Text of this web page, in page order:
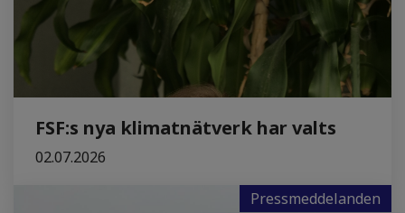
FSF:s nya klimatnätverk har valts
02.07.2026
Pressmeddelanden